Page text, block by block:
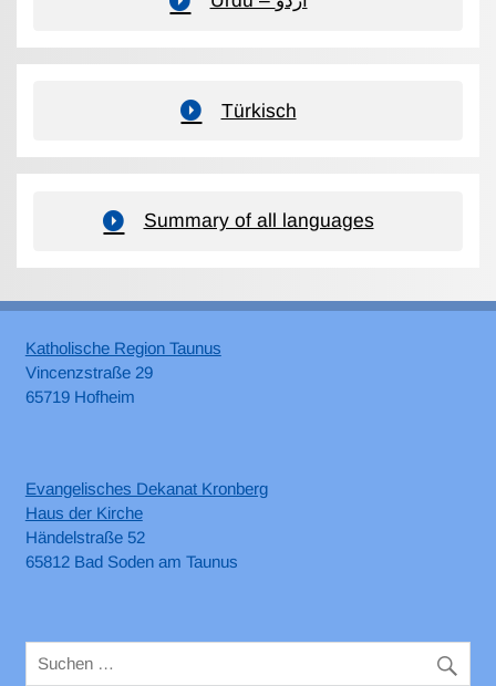
Türkisch
Summary of all languages
Katholische Region Taunus
Vincenzstraße 29
65719 Hofheim
Evangelisches Dekanat Kronberg
Haus der Kirche
Händelstraße 52
65812 Bad Soden am Taunus